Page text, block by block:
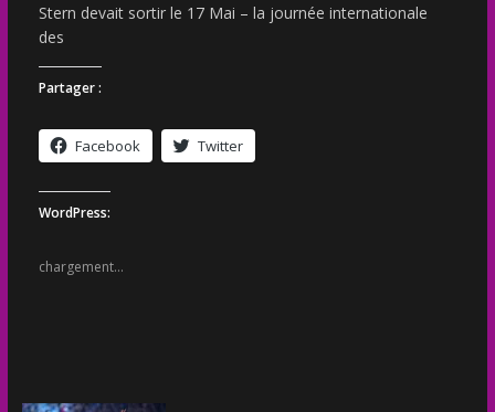
Stern devait sortir le 17 Mai – la journée internationale
des
Partager :
Facebook Twitter
WordPress:
chargement…